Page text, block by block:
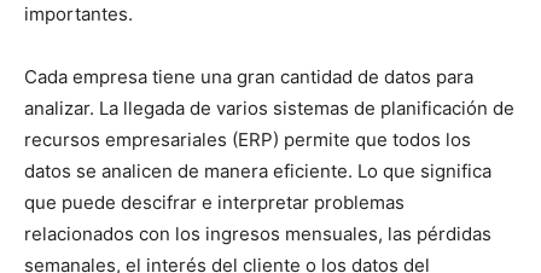
importantes.
Cada empresa tiene una gran cantidad de datos para
analizar. La llegada de varios sistemas de planificación de
recursos empresariales (ERP) permite que todos los
datos se analicen de manera eficiente. Lo que significa
que puede descifrar e interpretar problemas
relacionados con los ingresos mensuales, las pérdidas
semanales, el interés del cliente o los datos del